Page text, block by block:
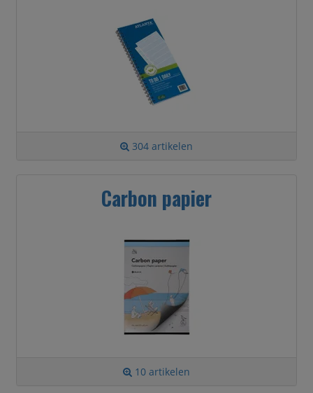
304 artikelen
Carbon papier
10 artikelen